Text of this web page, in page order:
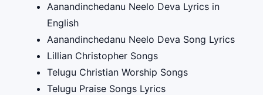
Aanandinchedanu Neelo Deva Lyrics in
English
Aanandinchedanu Neelo Deva Song Lyrics
Lillian Christopher Songs
Telugu Christian Worship Songs
Telugu Praise Songs Lyrics